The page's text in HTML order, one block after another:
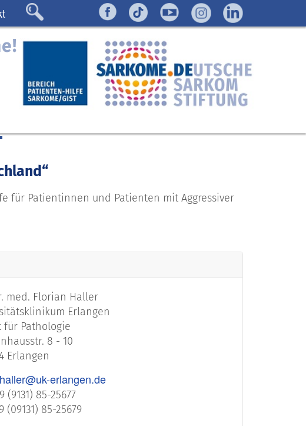
für Patientinnen und Patienten mit Aggressiver
med. Florian Haller
Erlangen
für Pathologie
8 - 10
Erlangen
erlangen.de
(9131) 85-25677
(09131) 85-25679